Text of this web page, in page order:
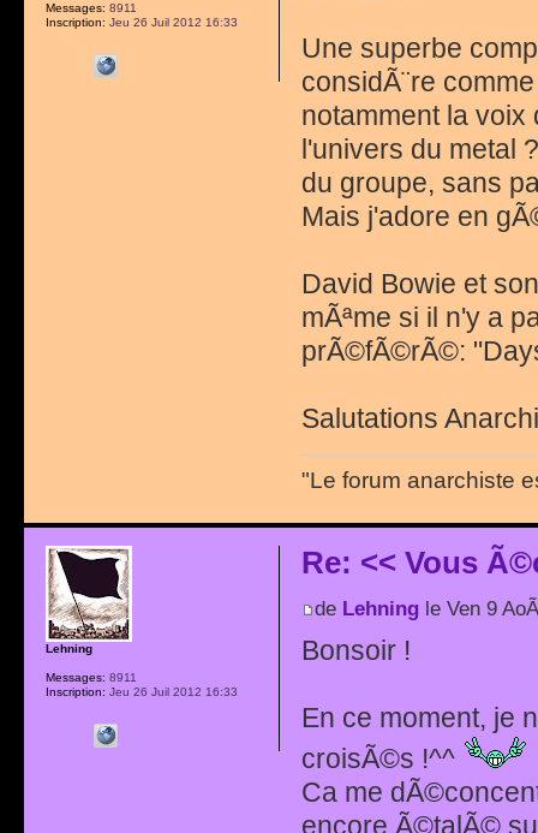
Une superbe
considÃ¨re
notamment la
l'univers du metal
du groupe, sans
Mais j'adore en
David Bowie et
mÃªme si il n'y a
prÃ©fÃ©rÃ©:
Salutations
"Le forum anarchiste
Messages: 8911
Inscription: Jeu 26 Juil 2012 16:33
Re: << Vous
de Lehningle Ven 9
Bonsoir !
En ce moment, je
croisÃ©s !^^
Ca me
encore Ã©talÃ©
Lehning
Messages: 8911
Inscription: Jeu 26 Juil 2012 16:33